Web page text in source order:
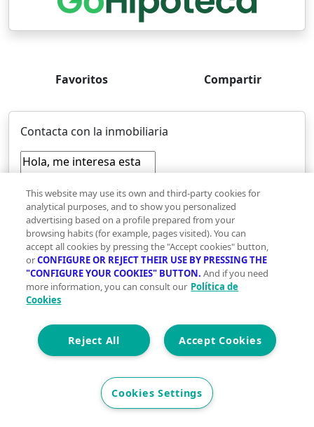
Favoritos Compartir
Contacta con la inmobiliaria
UCI SPPI («UCI Servicios para Profesionales
personales que has facilitado a través del presente
formulario con la finalidad de gestionar tu solicitud
de contacto. Facilitaremos tus datos de contacto a
This website may use its own and third-party cookies for
analytical purposes, and to show you personalized
advertising based on a profile prepared from your
browsing habits (for example, pages visited). You can
accept all cookies by pressing the "Accept cookies" button,
orCONFIGURE OR REJECT THEIR USE BY PRESSING THE
"CONFIGURE YOUR COOKIES" BUTTON. And if you need
more information, you can consult our Política de
Cookies
Accept Cookies
Reject All
Cookies Settings